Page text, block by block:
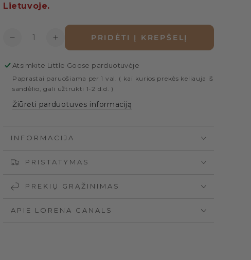
Lietuvoje.
Kiekis
Mažinti
Kilimas
Ducky
Padidinti
kiekį
Kilimas
Ducky
PRIDĖTI Į KREPŠELĮ
Atsimkite Little Goose parduotuvėje
Paprastai paruošiama per 1 val. ( kai kurios prekės keliauja iš
sandėlio, gali užtrukti 1-2 d.d. )
Žiūrėti parduotuvės informaciją
INFORMACIJA
PRISTATYMAS
PREKIŲ GRĄŽINIMAS
APIE LORENA CANALS